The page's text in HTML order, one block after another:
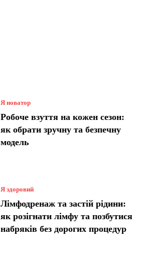
Я новатор
Робоче взуття на кожен сезон:
як обрати зручну та безпечну
модель
Я здоровий
Лімфодренаж та застій рідини:
як розігнати лімфу та позбутися
набряків без дорогих процедур